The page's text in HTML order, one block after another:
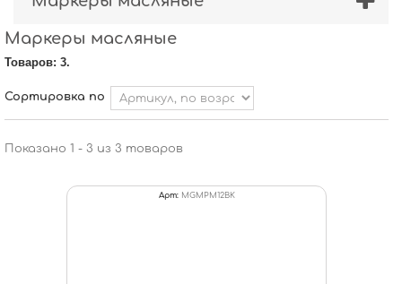
Маркеры масляные
Товаров: 3.
Сортировка по
Показано 1 - 3 из 3 товаров
Арт: MGMPM12BK